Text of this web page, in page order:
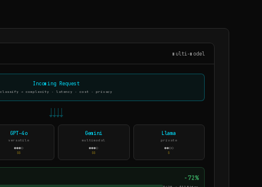
multi-model
Incoming Request
classify → complexity · latency · cost · privacy
GPT-4o
versatile
●●●○
$$
Gemini
multimodal
●●●○
$$
Llama
private
●●○○
$
-72%